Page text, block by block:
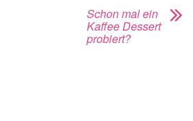
Schon mal ein
Kaffee Dessert
probiert?